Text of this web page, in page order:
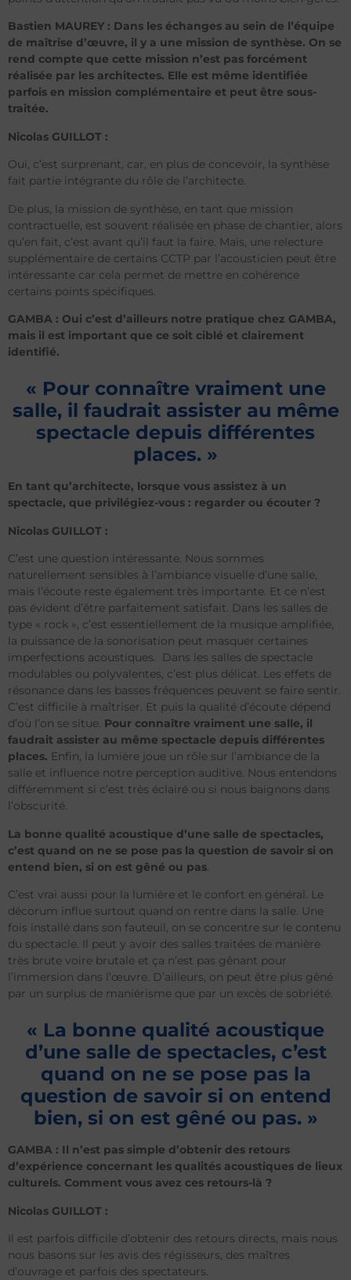
Bastien MAUREY : Dans les échanges au sein de l’équipe
de maîtrise d’œuvre, il y a une mission de synthèse. On se
rend compte que cette mission n’est pas forcément
réalisée par les architectes. Elle est même identifiée
parfois en mission complémentaire et peut être sous-
traitée.
Nicolas GUILLOT :
Oui, c’est surprenant, car, en plus de concevoir, la synthèse
fait partie intégrante du rôle de l’architecte.
De plus, la mission de synthèse, en tant que mission
contractuelle, est souvent réalisée en phase de chantier, alors
qu’en fait, c’est avant qu’il faut la faire. Mais, une relecture
supplémentaire de certains CCTP par l’acousticien peut être
intéressante car cela permet de mettre en cohérence
certains points spécifiques.
GAMBA : Oui c’est d’ailleurs notre pratique chez GAMBA,
mais il est important que ce soit ciblé et clairement
identifié.
« Pour connaître vraiment une
salle, il faudrait assister au même
spectacle depuis différentes
places. »
En tant qu’architecte, lorsque vous assistez à un
spectacle, que privilégiez-vous : regarder ou écouter ?
Nicolas GUILLOT :
C’est une question intéressante. Nous sommes
naturellement sensibles à l’ambiance visuelle d’une salle,
mais l’écoute reste également très importante. Et ce n’est
pas évident d’être parfaitement satisfait. Dans les salles de
type « rock », c’est essentiellement de la musique amplifiée,
la puissance de la sonorisation peut masquer certaines
imperfections acoustiques. Dans les salles de spectacle
modulables ou polyvalentes, c’est plus délicat. Les effets de
résonance dans les basses fréquences peuvent se faire sentir.
C’est difficile à maîtriser. Et puis la qualité d’écoute dépend
d’où l’on se situe. Pour connaître vraiment une salle, il
faudrait assister au même spectacle depuis différentes
places. Enfin, la lumière joue un rôle sur l’ambiance de la
salle et influence notre perception auditive. Nous entendons
différemment si c’est très éclairé ou si nous baignons dans
l’obscurité.
La bonne qualité acoustique d’une salle de spectacles,
c’est quand on ne se pose pas la question de savoir si on
entend bien, si on est gêné ou pas
C’est vrai aussi pour la lumière et le confort en général. Le
décorum influe surtout quand on rentre dans la salle. Une
fois installé dans son fauteuil, on se concentre sur le contenu
du spectacle. Il peut y avoir des salles traitées de manière
très brute voire brutale et ça n’est pas gênant pour
l’immersion dans l’œuvre. D’ailleurs, on peut être plus gêné
par un surplus de maniérisme que par un excès de sobriété.
« La bonne qualité acoustique
d’une salle de spectacles, c’est
quand on ne se pose pas la
question de savoir si on entend
bien, si on est gêné ou pas. »
GAMBA : Il n’est pas simple d’obtenir des retours
d’expérience concernant les qualités acoustiques de lieux
culturels. Comment vous avez ces retours-là ?
Nicolas GUILLOT :
Il est parfois difficile d’obtenir des retours directs, mais nous
nous basons sur les avis des régisseurs, des maîtres
d’ouvrage et parfois des spectateurs.